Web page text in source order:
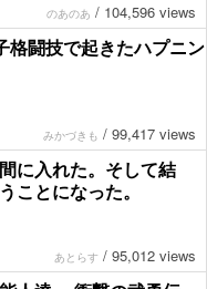
のあのあ / 104,596 views
格闘技で起きたハプニン
みかづきも / 99,417 views
に入れた。そして結
ことになった。
あとらす / 95,012 views